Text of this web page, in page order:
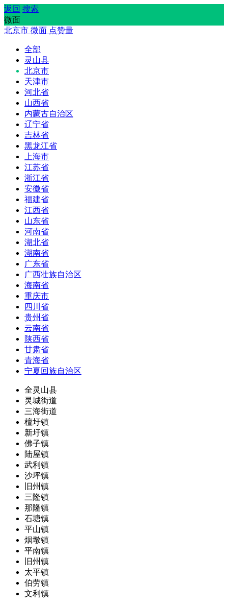
返回 搜索
微面
北京市 微面 点赞量
全部
灵山县
北京市
天津市
河北省
山西省
内蒙古自治区
辽宁省
吉林省
黑龙江省
上海市
江苏省
浙江省
安徽省
福建省
江西省
山东省
河南省
湖北省
湖南省
广东省
广西壮族自治区
海南省
重庆市
四川省
贵州省
云南省
陕西省
甘肃省
青海省
宁夏回族自治区
全灵山县
灵城街道
三海街道
檀圩镇
新圩镇
佛子镇
陆屋镇
武利镇
沙坪镇
旧州镇
三隆镇
那隆镇
石塘镇
平山镇
烟墩镇
平南镇
旧州镇
太平镇
伯劳镇
文利镇